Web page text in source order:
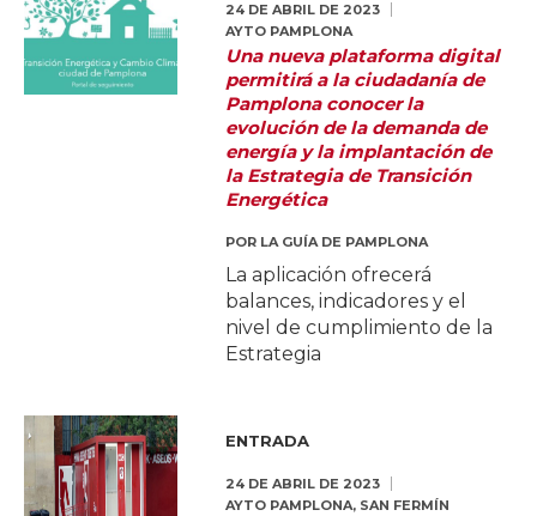
24 DE ABRIL DE 2023
AYTO PAMPLONA
Una nueva plataforma digital
permitirá a la ciudadanía de
Pamplona conocer la
evolución de la demanda de
energía y la implantación de
la Estrategia de Transición
Energética
POR LA GUÍA DE PAMPLONA
La aplicación ofrecerá
balances, indicadores y el
nivel de cumplimiento de la
Estrategia
ENTRADA
24 DE ABRIL DE 2023
AYTO PAMPLONA, SAN FERMÍN